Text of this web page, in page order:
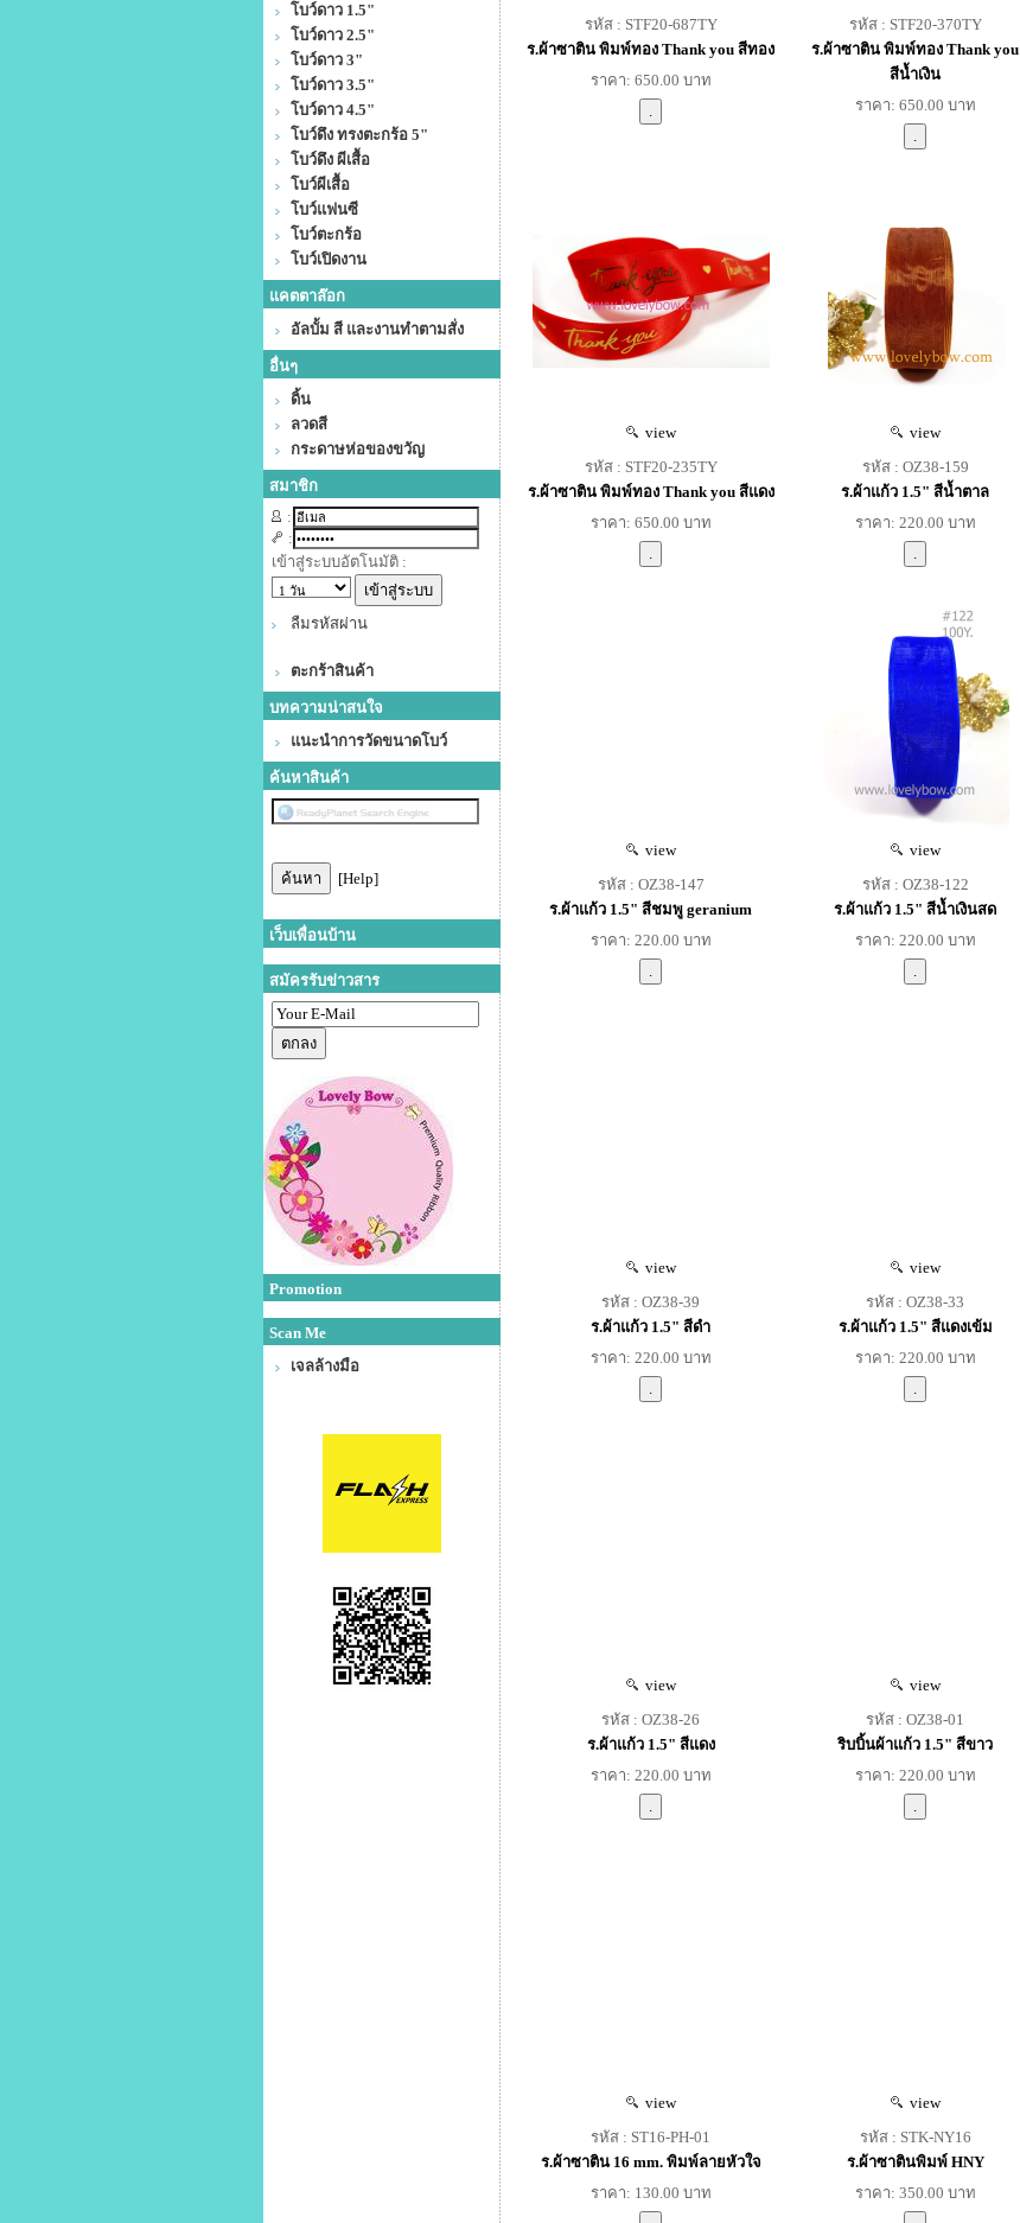
โบว์ดาว 1.5"
โบว์ดาว 2.5"
โบว์ดาว 3"
โบว์ดาว 3.5"
โบว์ดาว 4.5"
โบว์ดึง ทรงตะกร้อ 5"
โบว์ดึง ผีเสื้อ
โบว์ผีเสื้อ
โบว์แฟนซี
โบว์ตะกร้อ
โบว์เปิดงาน
แคตตาล๊อก
อัลบั้ม สี และงานทำตามสั่ง
อื่นๆ
ดิ้น
ลวดสี
กระดาษห่อของขวัญ
สมาชิก
:
:
เข้าสู่ระบบอัตโนมัติ :
ลืมรหัสผ่าน
ตะกร้าสินค้า
บทความน่าสนใจ
แนะนำการวัดขนาดโบว์
ค้นหาสินค้า
[Help]
เว็บเพื่อนบ้าน
สมัครรับข่าวสาร
Promotion
Scan Me
เจลล้างมือ
รหัส : STF20-687TY
ร.ผ้าซาติน พิมพ์ทอง Thank you สีทอง
ราคา: 650.00 บาท
รหัส : STF20-370TY
ร.ผ้าซาติน พิมพ์ทอง Thank you
สีน้ำเงิน
ราคา: 650.00 บาท
view
รหัส : STF20-235TY
ร.ผ้าซาติน พิมพ์ทอง Thank you สีแดง
ราคา: 650.00 บาท
view
รหัส : OZ38-159
ร.ผ้าแก้ว 1.5" สีน้ำตาล
ราคา: 220.00 บาท
view
รหัส : OZ38-147
ร.ผ้าแก้ว 1.5" สีชมพู geranium
ราคา: 220.00 บาท
view
รหัส : OZ38-122
ร.ผ้าแก้ว 1.5" สีน้ำเงินสด
ราคา: 220.00 บาท
view
รหัส : OZ38-39
ร.ผ้าแก้ว 1.5" สีดำ
ราคา: 220.00 บาท
view
รหัส : OZ38-33
ร.ผ้าแก้ว 1.5" สีแดงเข้ม
ราคา: 220.00 บาท
view
รหัส : OZ38-26
ร.ผ้าแก้ว 1.5" สีแดง
ราคา: 220.00 บาท
view
รหัส : OZ38-01
ริบบิ้นผ้าแก้ว 1.5" สีขาว
ราคา: 220.00 บาท
view
รหัส : ST16-PH-01
ร.ผ้าซาติน 16 mm. พิมพ์ลายหัวใจ
ราคา: 130.00 บาท
view
รหัส : STK-NY16
ร.ผ้าซาตินพิมพ์ HNY
ราคา: 350.00 บาท